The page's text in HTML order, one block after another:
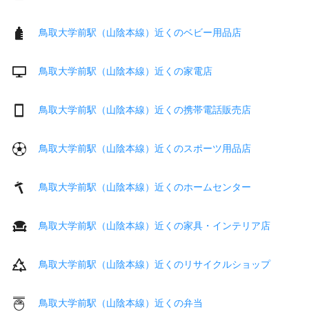
鳥取大学前駅（山陰本線）近くのベビー用品店
鳥取大学前駅（山陰本線）近くの家電店
鳥取大学前駅（山陰本線）近くの携帯電話販売店
鳥取大学前駅（山陰本線）近くのスポーツ用品店
鳥取大学前駅（山陰本線）近くのホームセンター
鳥取大学前駅（山陰本線）近くの家具・インテリア店
鳥取大学前駅（山陰本線）近くのリサイクルショップ
鳥取大学前駅（山陰本線）近くの弁当